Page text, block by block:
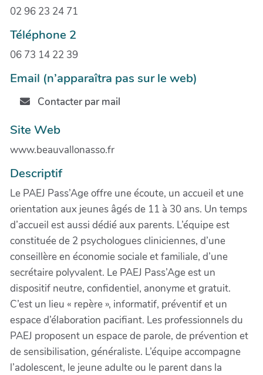
02 96 23 24 71
Téléphone 2
06 73 14 22 39
Email (n’apparaîtra pas sur le web)
Contacter par mail
Site Web
www.beauvallonasso.fr
Descriptif
Le PAEJ Pass’Age offre une écoute, un accueil et une
orientation aux jeunes âgés de 11 à 30 ans. Un temps
d’accueil est aussi dédié aux parents. L’équipe est
constituée de 2 psychologues cliniciennes, d’une
conseillère en économie sociale et familiale, d’une
secrétaire polyvalent. Le PAEJ Pass’Age est un
dispositif neutre, confidentiel, anonyme et gratuit.
C’est un lieu « repère », informatif, préventif et un
espace d’élaboration pacifiant. Les professionnels du
PAEJ proposent un espace de parole, de prévention et
de sensibilisation, généraliste. L’équipe accompagne
l’adolescent, le jeune adulte ou le parent dans la